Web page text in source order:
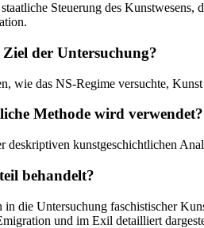
Steuerung des
der Untersuchung?
wie das NS-Regime versuchte,
Methode wird verwendet?
deskriptiven kunstgeschichtlichen
behandelt?
die Untersuchung faschistischer
und im Exil detailliert